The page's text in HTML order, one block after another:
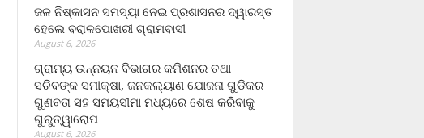
ଜଳ ନିଷ୍କାସନ ସମସ୍ୟା ନେଇ ପ୍ରଶାସନର ଦ୍ୱାରସ୍ତ
ହେଲେ ବରାଳପୋଖରୀ ଗ୍ରାମବାସୀ
August 6, 2026
ଗ୍ରାମ୍ୟ ଉନ୍ନୟନ ବିଭାଗର କମିଶନର ତଥା
ସଚିବଙ୍କ ସମୀକ୍ଷା, ଜନକଲ୍ୟାଣ ଯୋଜନା ଗୁଡିକର
ଗୁଣବତା ସହ ସମୟସୀମା ମଧ୍ୟରେ ଶେଷ କରିବାକୁ
ଗୁରୁତ୍ୱାରୋପ
August 6, 2026